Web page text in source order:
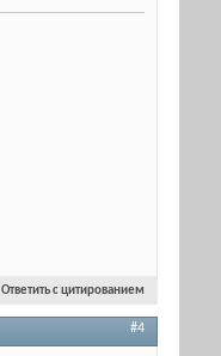
Ответить с цитированием
#4